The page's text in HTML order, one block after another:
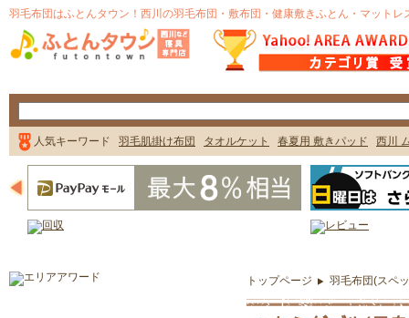
トップページ 羽毛布団(スペ